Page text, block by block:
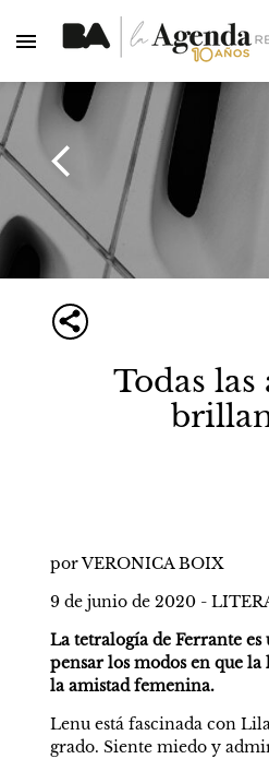
Todas las
por VERONICA BOIX
9 de junio de 2020 -
La tetralogía de Ferrante
pensar los modos en que
la amistad femenina.
Lenu está fascinada con
grado. Siente miedo y